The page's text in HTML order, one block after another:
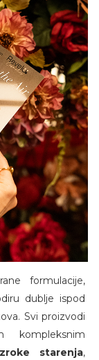
formulacije,
dublje ispod
Svi proizvodi
kompleksnim
starenja,